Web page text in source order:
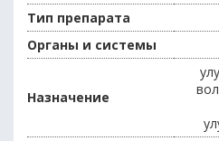
Тип препарата
Органы и системы
Назначение